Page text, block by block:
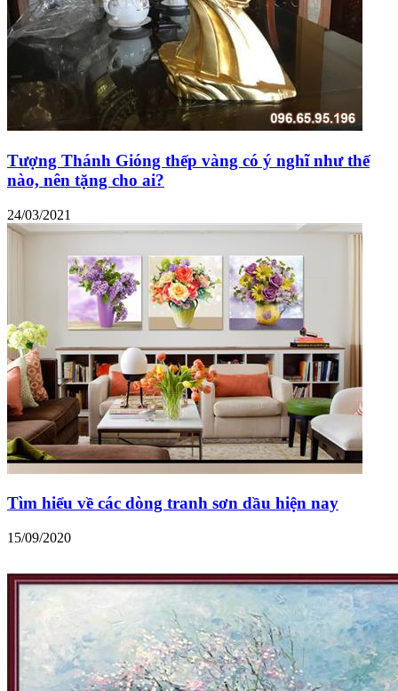
Tượng Thánh Gióng thếp vàng có ý nghĩ như thế
nào, nên tặng cho ai?
24/03/2021
Tìm hiểu về các dòng tranh sơn dầu hiện nay
15/09/2020